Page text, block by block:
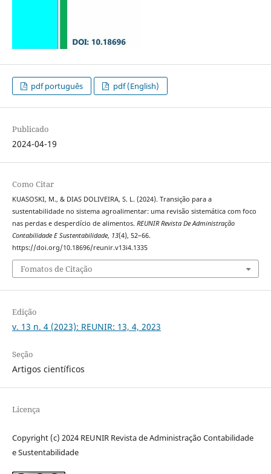
pdf português pdf (English)
Publicado
2024-04-19
Como Citar
KUASOSKI, M., & DIAS DOLIVEIRA, S. L. (2024). Transição para a
sustentabilidade no sistema agroalimentar: uma revisão sistemática com foco
nas perdas e desperdício de alimentos. REUNIR Revista De Administração
Contabilidade E Sustentabilidade, 13(4), 52–66.
https://doi.org/10.18696/reunir.v13i4.1335
Fomatos de Citação
Edição
v. 13 n. 4 (2023): REUNIR: 13, 4, 2023
Seção
Artigos científicos
Licença
Copyright (c) 2024 REUNIR Revista de Administração Contabilidade
e Sustentabilidade